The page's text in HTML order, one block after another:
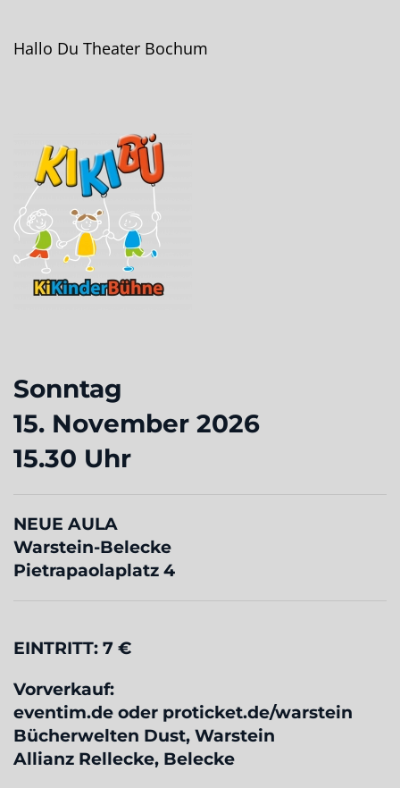
Sonntag
15. November 2026
15.30 Uhr
NEUE AULA
Warstein-Belecke
Pietrapaolaplatz 4
EINTRITT: 7 €
Vorverkauf:
eventim.de oder proticket.de/warstein
Bücherwelten Dust, Warstein
Allianz Rellecke, Belecke
Hallo Du Theater Bochum